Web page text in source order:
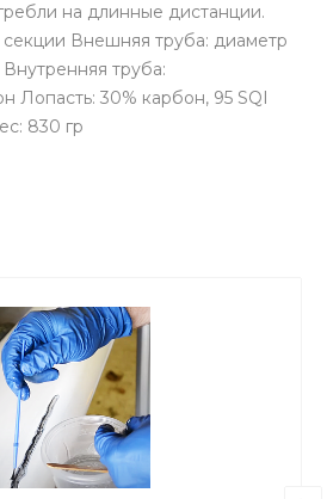
на длинные дистанции.
Внешняя труба: диаметр
труба:
Лопасть: 30% карбон, 95 SQI
830 гр